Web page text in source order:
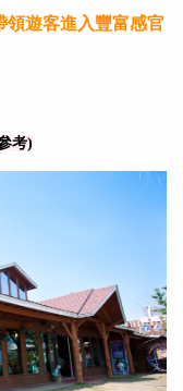
領遊客進入豐富感官
考)